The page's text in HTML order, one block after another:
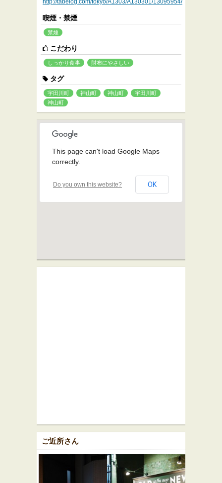
http://tabelog.com/tokyo/A1303/A130301/13095954/
喫煙・禁煙
禁煙
こだわり
しっかり食事 財布にやさしい
タグ
宇田川町 神山町 神山町
宇田川町
神山町
This page can't load Google Maps
correctly.
Do you own this website? OK
ご近所さん